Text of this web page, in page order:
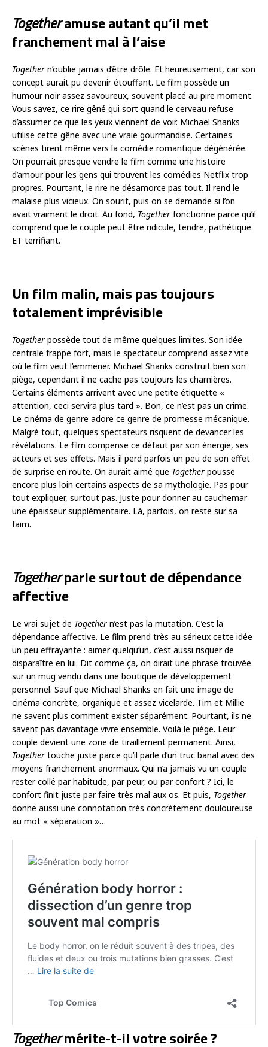
Togetheramuse autant qu’il met
franchement mal à l’aise
Together n’oublie jamais d’être drôle. Et heureusement, car son
concept aurait pu devenir étouffant. Le film possède un
humour noir assez savoureux, souvent placé au pire moment.
Vous savez, ce rire gêné qui sort quand le cerveau refuse
d’assumer ce que les yeux viennent de voir. Michael Shanks
utilise cette gêne avec une vraie gourmandise. Certaines
scènes tirent même vers la comédie romantique dégénérée.
On pourrait presque vendre le film comme une histoire
d’amour pour les gens qui trouvent les comédies Netflix trop
propres. Pourtant, le rire ne désamorce pas tout. Il rend le
malaise plus vicieux. On sourit, puis on se demande si l’on
avait vraiment le droit. Au fond, Together fonctionne parce qu’il
comprend que le couple peut être ridicule, tendre, pathétique
ET terrifiant.
Un film malin, mais pas toujours
totalement imprévisible
Together possède tout de même quelques limites. Son idée
centrale frappe fort, mais le spectateur comprend assez vite
où le film veut l’emmener. Michael Shanks construit bien son
piège, cependant il ne cache pas toujours les charnières.
Certains éléments arrivent avec une petite étiquette «
attention, ceci servira plus tard ». Bon, ce n’est pas un crime.
Le cinéma de genre adore ce genre de promesse mécanique.
Malgré tout, quelques spectateurs risquent de devancer les
révélations. Le film compense ce défaut par son énergie, ses
acteurs et ses effets. Mais il perd parfois un peu de son effet
de surprise en route. On aurait aimé que Together pousse
encore plus loin certains aspects de sa mythologie. Pas pour
tout expliquer, surtout pas. Juste pour donner au cauchemar
une épaisseur supplémentaire. Là, parfois, on reste sur sa
faim.
Togetherparle surtout de dépendance
affective
Le vrai sujet de Together n’est pas la mutation. C’est la
dépendance affective. Le film prend très au sérieux cette idée
un peu effrayante : aimer quelqu’un, c’est aussi risquer de
disparaître en lui. Dit comme ça, on dirait une phrase trouvée
sur un mug vendu dans une boutique de développement
personnel. Sauf que Michael Shanks en fait une image de
cinéma concrète, organique et assez vicelarde. Tim et Millie
ne savent plus comment exister séparément. Pourtant, ils ne
savent pas davantage vivre ensemble. Voilà le piège. Leur
couple devient une zone de tiraillement permanent. Ainsi,
Together touche juste parce qu’il parle d’un truc banal avec des
moyens franchement anormaux. Qui n’a jamais vu un couple
rester collé par habitude, par peur, ou par confort ? Ici, le
confort finit juste par faire très mal aux os. Et puis, Together
donne aussi une connotation très concrètement douloureuse
au mot « séparation »…
Togethermérite-t-il votre soirée ?